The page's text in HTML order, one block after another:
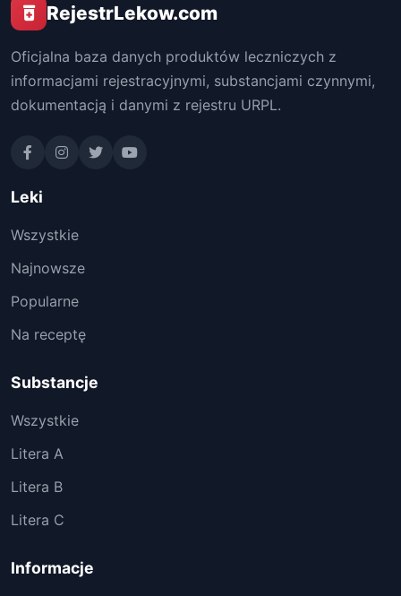
RejestrLekow.com
Oficjalna baza danych produktów leczniczych z
informacjami rejestracyjnymi, substancjami czynnymi,
dokumentacją i danymi z rejestru URPL.
Leki
Wszystkie
Najnowsze
Popularne
Na receptę
Substancje
Wszystkie
Litera A
Litera B
Litera C
Informacje